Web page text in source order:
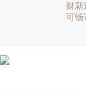
财新
可畅